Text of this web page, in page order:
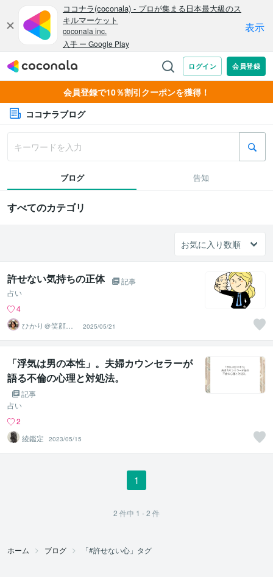
会員登録で10％割引クーポンを獲得！
ココナラブログ
ブログ 告知
すべてのカテゴリ
許せない気持ちの正体
記事
占い
4
ひかり＠笑顔へ
導くヒーリング
セラピスト
2025/05/21
「浮気は男の本性」。夫婦カウンセラーが
語る不倫の心理と対処法。
記事
占い
2
綾鑑定
2023/05/15
1
2 件中 1 - 2 件
ホーム ブログ 「#許せない心」タグ